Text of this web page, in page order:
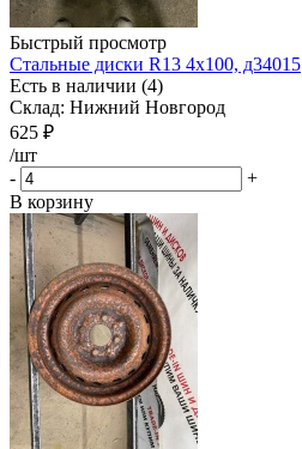
Быстрый просмотр
Стальные диски R13 4x100, д34015
Есть в наличии (4)
Склад: Нижний Новгород
625 ₽
/шт
-
+
В корзину